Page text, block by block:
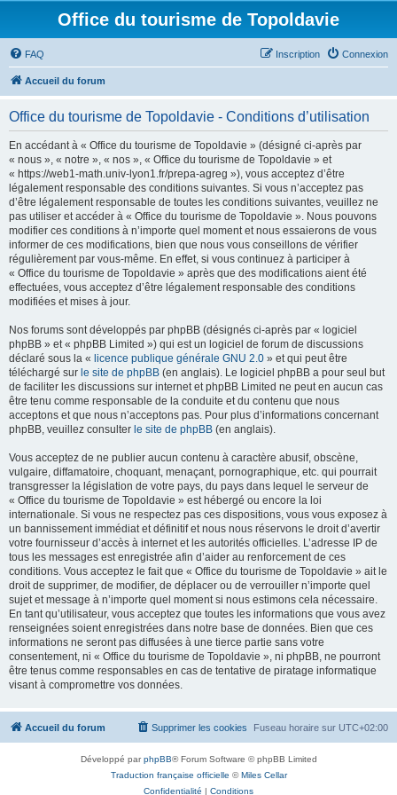
Office du tourisme de Topoldavie
FAQ Connexion
Inscription
Accueil du forum
Office du tourisme de Topoldavie - Conditions d’utilisation
En accédant à « Office du tourisme de Topoldavie » (désigné ci-après par
« nous », « notre », « nos », « Office du tourisme de Topoldavie » et
« https://web1-math.univ-lyon1.fr/prepa-agreg »), vous acceptez d’être
légalement responsable des conditions suivantes. Si vous n’acceptez pas
d’être légalement responsable de toutes les conditions suivantes, veuillez ne
pas utiliser et accéder à « Office du tourisme de Topoldavie ». Nous pouvons
modifier ces conditions à n’importe quel moment et nous essaierons de vous
informer de ces modifications, bien que nous vous conseillons de vérifier
régulièrement par vous-même. En effet, si vous continuez à participer à
« Office du tourisme de Topoldavie » après que des modifications aient été
effectuées, vous acceptez d’être légalement responsable des conditions
modifiées et mises à jour.
Nos forums sont développés par phpBB (désignés ci-après par « logiciel
phpBB » et « phpBB Limited ») qui est un logiciel de forum de discussions
déclaré sous la « licence publique générale GNU 2.0 » et qui peut être
téléchargé sur le site de phpBB (en anglais). Le logiciel phpBB a pour seul but
de faciliter les discussions sur internet et phpBB Limited ne peut en aucun cas
être tenu comme responsable de la conduite et du contenu que nous
acceptons et que nous n’acceptons pas. Pour plus d’informations concernant
phpBB, veuillez consulter le site de phpBB (en anglais).
Vous acceptez de ne publier aucun contenu à caractère abusif, obscène,
vulgaire, diffamatoire, choquant, menaçant, pornographique, etc. qui pourrait
transgresser la législation de votre pays, du pays dans lequel le serveur de
« Office du tourisme de Topoldavie » est hébergé ou encore la loi
internationale. Si vous ne respectez pas ces dispositions, vous vous exposez à
un bannissement immédiat et définitif et nous nous réservons le droit d’avertir
votre fournisseur d’accès à internet et les autorités officielles. L’adresse IP de
tous les messages est enregistrée afin d’aider au renforcement de ces
conditions. Vous acceptez le fait que « Office du tourisme de Topoldavie » ait le
droit de supprimer, de modifier, de déplacer ou de verrouiller n’importe quel
sujet et message à n’importe quel moment si nous estimons cela nécessaire.
En tant qu’utilisateur, vous acceptez que toutes les informations que vous avez
renseignées soient enregistrées dans notre base de données. Bien que ces
informations ne seront pas diffusées à une tierce partie sans votre
consentement, ni « Office du tourisme de Topoldavie », ni phpBB, ne pourront
être tenus comme responsables en cas de tentative de piratage informatique
visant à compromettre vos données.
Accueil du forum Fuseau horaire sur UTC+02:00
Supprimer les cookies
Développé parphpBB® Forum Software © phpBB Limited
Traduction française officielle ©Miles Cellar
Confidentialité | Conditions